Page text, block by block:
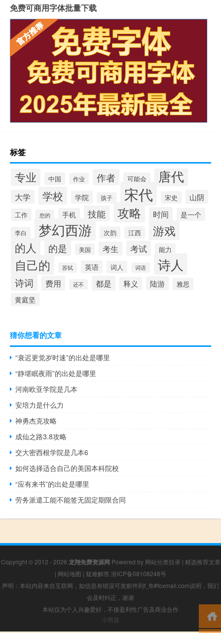
免费可商用字体批量下载
标签
专业 中国 作业 作者 可能会 唐代
大学 学校 学院 孩子 宋代 宋史 山阴
工作 您的 手机 技能 攻略 时间 是一个
李白 梦幻西游 次韵 江西 游戏
的人 的是 美国 考生 考试 能力
自己的 苏轼 英语 词人 词语 诗人
诗词 费用 还不 都是 释义 陆游 雅思
黄庭坚
猜你想看的文章
“衰迟更觉岁时速”的出处是哪里
“静堪眠夜雨”的出处是哪里
河南欧亚学院是几本
安培力是什么力
神勇杰克攻略
成仙之路3.8攻略
交大密西根学院是几本6
如何选择适合自己的美国本科院校
“应有来书”的出处是哪里
劳务派遣工能不能签无固定期限合同
Copyright © 2012 - 2026 龙翔免费资源网 Powered by 网站分类目录 | 精选推荐文章
| 网站地图 | 疑难解答 浙ICP备08108248号
声明：本站内容来自互联网，如信息有错误可发邮件到f_fb#foxmail.com说明，我们
会及时纠正，谢谢
本站仅为个人兴趣爱好，不接盈利性广告及商业合作
小男孩